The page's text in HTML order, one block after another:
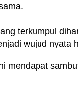
terkumpul
wujud nyata
mendapat